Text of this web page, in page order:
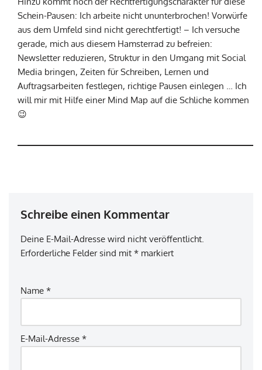
Schein-Pausen: Ich arbeite nicht ununterbrochen! Vorwürfe
aus dem Umfeld sind nicht gerechtfertigt! – Ich versuche
gerade, mich aus diesem Hamsterrad zu befreien:
Newsletter reduzieren, Struktur in den Umgang mit Social
Media bringen, Zeiten für Schreiben, Lernen und
Auftragsarbeiten festlegen, richtige Pausen einlegen … Ich
will mir mit Hilfe einer Mind Map auf die Schliche kommen
😉
Schreibe einen Kommentar
Deine E-Mail-Adresse wird nicht veröffentlicht.
Erforderliche Felder sind mit * markiert
Name *
E-Mail-Adresse *